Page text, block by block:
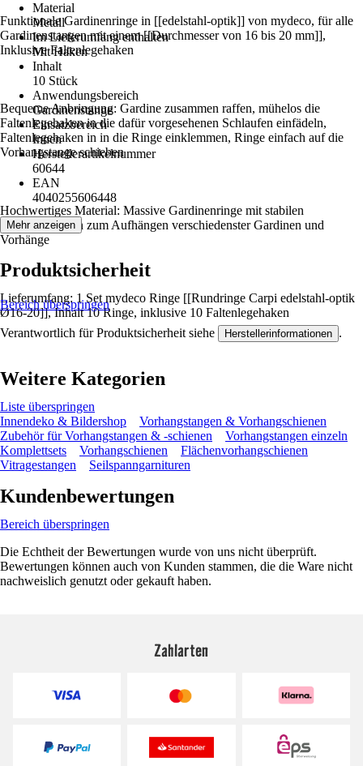
Material
Metall
Im Lieferumfang enthalten
Mit Haken
Inhalt
10 Stück
Anwendungsbereich
Gardinenstange
Einsatzbereich
Innen
Herstellerartikelnummer
60644
EAN
4040255606448
Funktionale Gardinenringe in [[edelstahl-optik]] von mydeco, für alle
Gardinenstangen mit einem [[Durchmesser von 16 bis 20 mm]],
Inklusive Faltenlegehaken
Bequeme Anbringung: Gardine zusammen raffen, mühelos die
Faltenlegehaken in die dafür vorgesehenen Schlaufen einfädeln,
Faltenlegehaken in in die Ringe einklemmen, Ringe einfach auf die
Vorhangstange schieben
Hochwertiges Material: Massive Gardinenringe mit stabilen
Faltenlegehaken zum Aufhängen verschiedenster Gardinen und
Vorhänge
Lieferumfang: 1 Set mydeco Ringe [[Rundringe Carpi edelstahl-optik
Ø16-20]], Inhalt 10 Ringe, inklusive 10 Faltenlegehaken
Mehr anzeigen
Produktsicherheit
Bereich überspringen
Verantwortlich für Produktsicherheit siehe Herstellerinformationen .
Weitere Kategorien
Liste überspringen
Innendeko & Bildershop
Vorhangstangen & Vorhangschienen
Zubehör für Vorhangstangen & -schienen
Vorhangstangen einzeln
Komplettsets
Vorhangschienen
Flächenvorhangschienen
Vitragestangen
Seilspanngarnituren
Kundenbewertungen
Bereich überspringen
Die Echtheit der Bewertungen wurde von uns nicht überprüft.
Bewertungen können auch von Kunden stammen, die die Ware nicht
nachweislich genutzt oder gekauft haben.
Zahlarten